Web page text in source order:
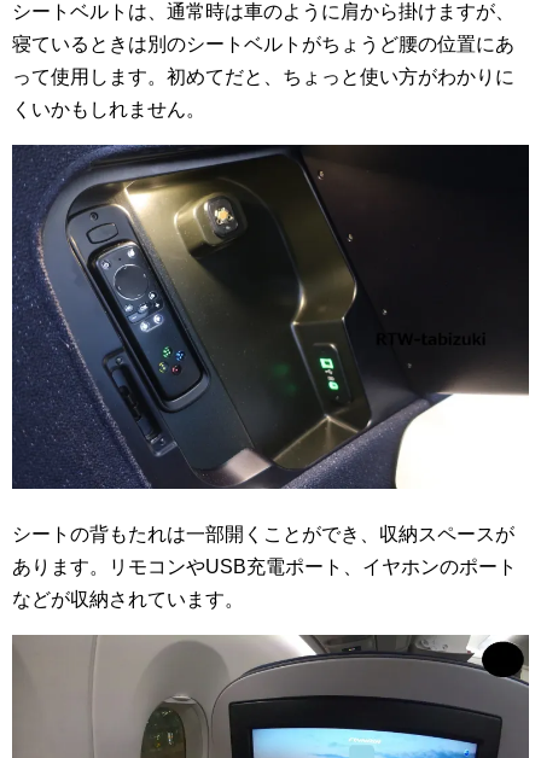
シートベルトは、通常時は車のように肩から掛けますが、
寝ているときは別のシートベルトがちょうど腰の位置にあ
って使用します。初めてだと、ちょっと使い方がわかりに
くいかもしれません。
シートの背もたれは一部開くことができ、収納スペースが
あります。リモコンやUSB充電ポート、イヤホンのポート
などが収納されています。